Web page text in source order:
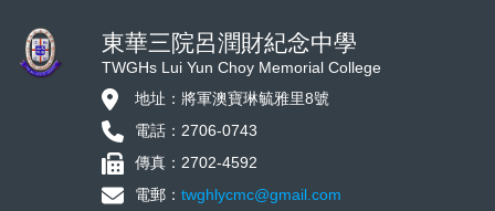
東華三院呂潤財紀念中學
TWGHs Lui Yun Choy Memorial College
地址：將軍澳寶琳毓雅里8號
電話：2706-0743
傳真：2702-4592
電郵：twghlycmc@gmail.com